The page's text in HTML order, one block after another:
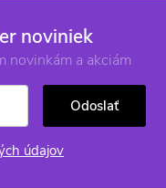
noviniek
novinkám a akciám
Odoslať
údajov